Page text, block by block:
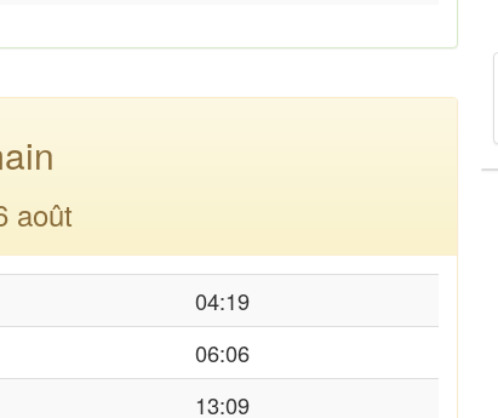
août
04:19
06:06
13:09